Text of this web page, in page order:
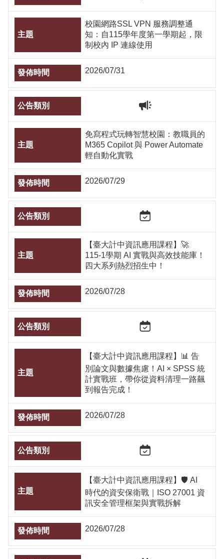
校園網路SSL VPN 服務調整通
知：自115學年度第一學期起，限
制校內 IP 連線使用
2026/07/31
免寫程式玩轉智慧校園：教職員的
M365 Copilot 與 Power Automate
輕自動化實戰
2026/07/29
【臺大計中資訊應用課程】🚀
115-1學期 AI 實戰與高效技能庫！
四大系列熱烈招生中！
2026/07/28
【臺大計中資訊應用課程】📊 告
別論文與數據焦慮！AI × SPSS 統
計實戰班，帶你從資料清理一路飆
到報告完成！
2026/07/28
【臺大計中資訊應用課程】🛡️ AI
時代的資安保衛戰｜ISO 27001 資
訊安全管理框架與實戰拆解
2026/07/28